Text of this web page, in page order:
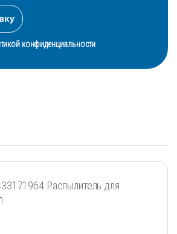
конфиденциальности
Распылитель для